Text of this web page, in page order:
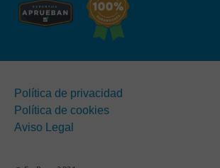
Política de privacidad
Política de cookies
Aviso Legal